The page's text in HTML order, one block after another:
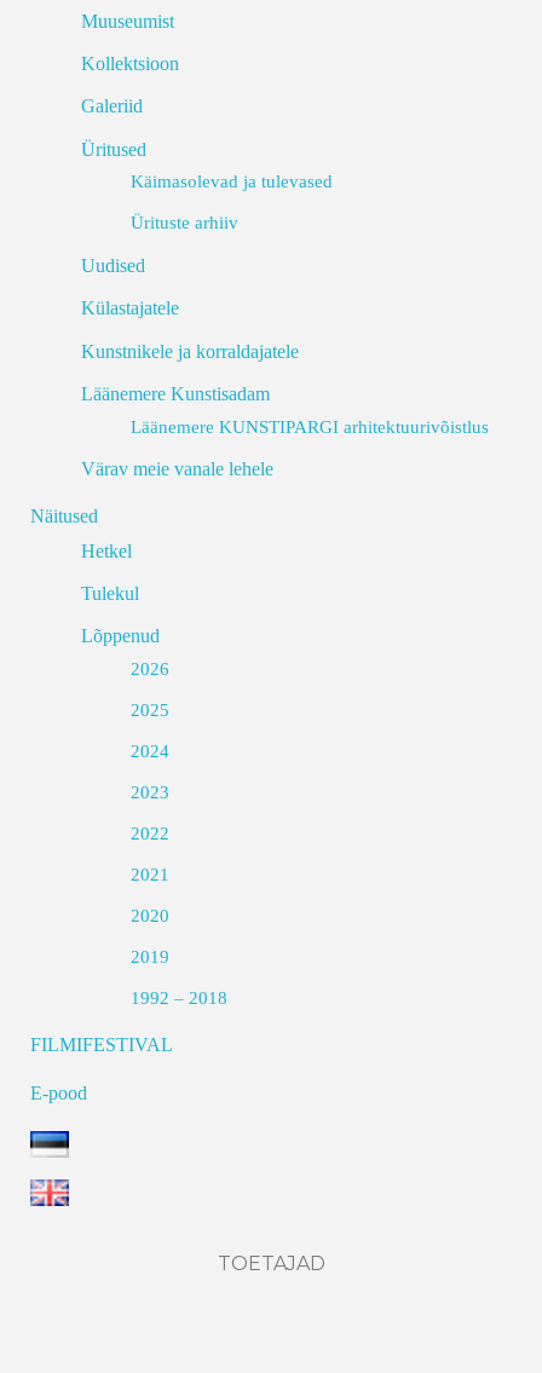
Muuseumist
Kollektsioon
Galeriid
Üritused
Käimasolevad ja tulevased
Ürituste arhiiv
Uudised
Külastajatele
Kunstnikele ja korraldajatele
Läänemere Kunstisadam
Läänemere KUNSTIPARGI arhitektuurivõistlus
Värav meie vanale lehele
Näitused
Hetkel
Tulekul
Lõppenud
2026
2025
2024
2023
2022
2021
2020
2019
1992 – 2018
FILMIFESTIVAL
E-pood
TOETAJAD